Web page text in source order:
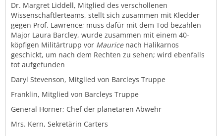
Dr. Margret Liddell, Mitglied des verschollenen
Wissenschaftlerteams, stellt sich zusammen mit Kledder
gegen Prof. Lawrence; muss dafür mit dem Tod bezahlen
Major Laura Barcley, wurde zusammen mit einem 40-
köpfigen Militärtrupp vor Mauricenach Halikarnos
geschickt, um nach dem Rechten zu sehen; wird ebenfalls
tot aufgefunden
Daryl Stevenson, Mitglied von Barcleys Truppe
Franklin, Mitglied von Barcleys Truppe
General Horner; Chef der planetaren Abwehr
Mrs. Kern, Sekretärin Carters